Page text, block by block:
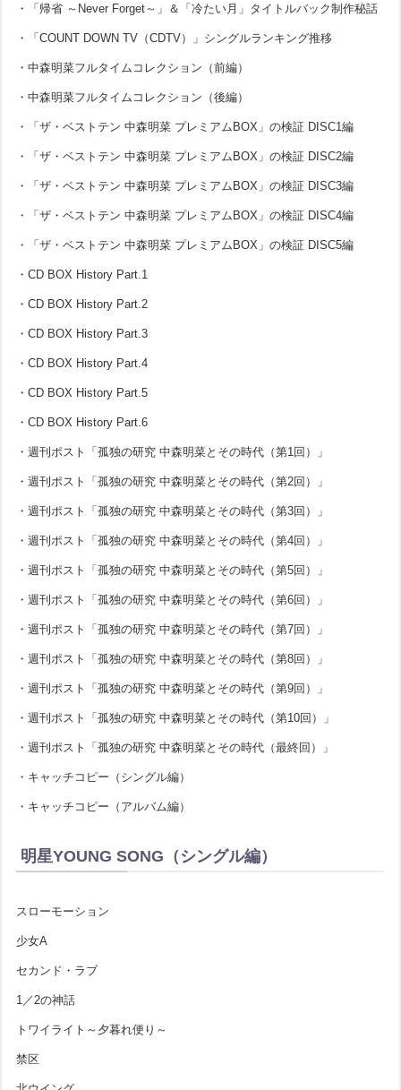
・「帰省 ～Never Forget～」＆「冷たい月」タイトルバック制作秘話
・「COUNT DOWN TV（CDTV）」シングルランキング推移
・中森明菜フルタイムコレクション（前編）
・中森明菜フルタイムコレクション（後編）
・「ザ・ベストテン 中森明菜 プレミアムBOX」の検証 DISC1編
・「ザ・ベストテン 中森明菜 プレミアムBOX」の検証 DISC2編
・「ザ・ベストテン 中森明菜 プレミアムBOX」の検証 DISC3編
・「ザ・ベストテン 中森明菜 プレミアムBOX」の検証 DISC4編
・「ザ・ベストテン 中森明菜 プレミアムBOX」の検証 DISC5編
・CD BOX History Part.1
・CD BOX History Part.2
・CD BOX History Part.3
・CD BOX History Part.4
・CD BOX History Part.5
・CD BOX History Part.6
・週刊ポスト「孤独の研究 中森明菜とその時代（第1回）」
・週刊ポスト「孤独の研究 中森明菜とその時代（第2回）」
・週刊ポスト「孤独の研究 中森明菜とその時代（第3回）」
・週刊ポスト「孤独の研究 中森明菜とその時代（第4回）」
・週刊ポスト「孤独の研究 中森明菜とその時代（第5回）」
・週刊ポスト「孤独の研究 中森明菜とその時代（第6回）」
・週刊ポスト「孤独の研究 中森明菜とその時代（第7回）」
・週刊ポスト「孤独の研究 中森明菜とその時代（第8回）」
・週刊ポスト「孤独の研究 中森明菜とその時代（第9回）」
・週刊ポスト「孤独の研究 中森明菜とその時代（第10回）」
・週刊ポスト「孤独の研究 中森明菜とその時代（最終回）」
・キャッチコピー（シングル編）
・キャッチコピー（アルバム編）
明星YOUNG SONG（シングル編）
スローモーション
少女A
セカンド・ラブ
1／2の神話
トワイライト～夕暮れ便り～
禁区